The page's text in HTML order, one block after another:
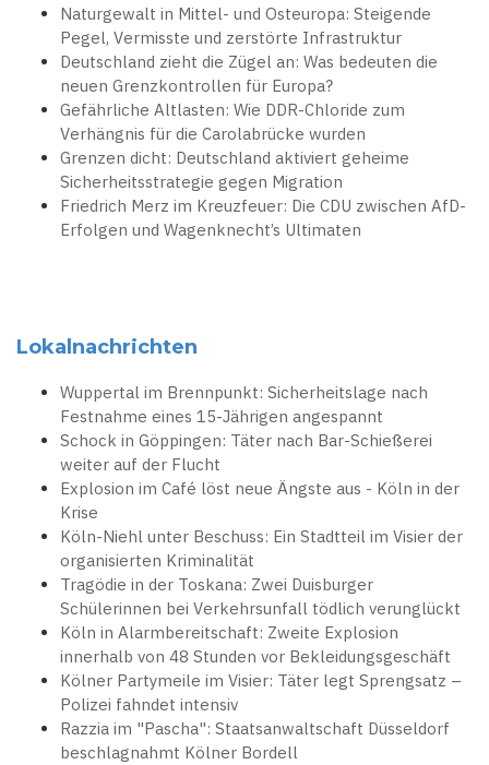
Naturgewalt in Mittel- und Osteuropa: Steigende
Pegel, Vermisste und zerstörte Infrastruktur
Deutschland zieht die Zügel an: Was bedeuten die
neuen Grenzkontrollen für Europa?
Gefährliche Altlasten: Wie DDR-Chloride zum
Verhängnis für die Carolabrücke wurden
Grenzen dicht: Deutschland aktiviert geheime
Sicherheitsstrategie gegen Migration
Friedrich Merz im Kreuzfeuer: Die CDU zwischen AfD-
Erfolgen und Wagenknecht’s Ultimaten
Lokalnachrichten
Wuppertal im Brennpunkt: Sicherheitslage nach
Festnahme eines 15-Jährigen angespannt
Schock in Göppingen: Täter nach Bar-Schießerei
weiter auf der Flucht
Explosion im Café löst neue Ängste aus - Köln in der
Krise
Köln-Niehl unter Beschuss: Ein Stadtteil im Visier der
organisierten Kriminalität
Tragödie in der Toskana: Zwei Duisburger
Schülerinnen bei Verkehrsunfall tödlich verunglückt
Köln in Alarmbereitschaft: Zweite Explosion
innerhalb von 48 Stunden vor Bekleidungsgeschäft
Kölner Partymeile im Visier: Täter legt Sprengsatz –
Polizei fahndet intensiv
Razzia im "Pascha": Staatsanwaltschaft Düsseldorf
beschlagnahmt Kölner Bordell